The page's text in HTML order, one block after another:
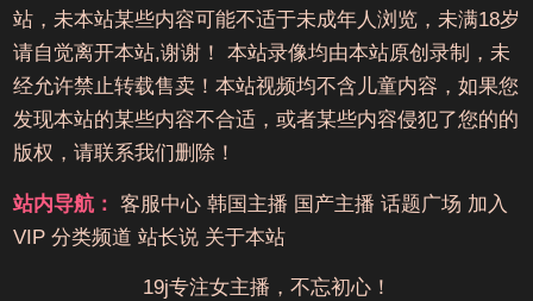
站，未本站某些内容可能不适于未成年人浏览，未满18岁
请自觉离开本站,谢谢！ 本站录像均由本站原创录制，未
经允许禁止转载售卖！本站视频均不含儿童内容，如果您
发现本站的某些内容不合适，或者某些内容侵犯了您的的
版权，请联系我们删除！
站内导航： 客服中心 韩国主播 国产主播 话题广场 加入
VIP 分类频道 站长说 关于本站
19j专注女主播，不忘初心！